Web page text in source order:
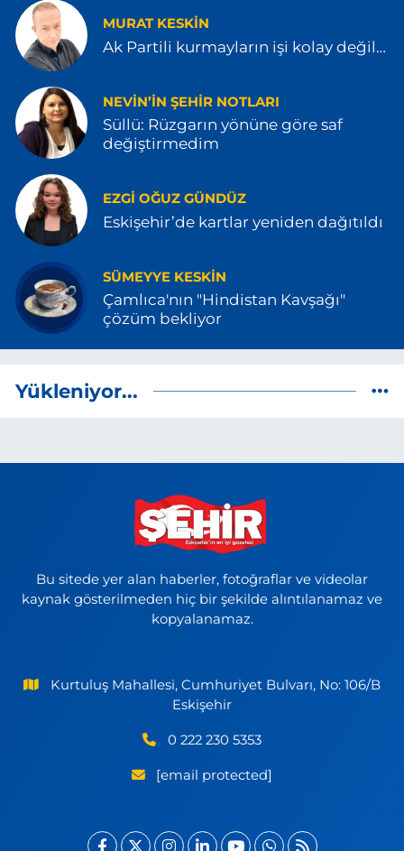
MURAT KESKİN
Ak Partili kurmayların işi kolay değil…
NEVIN’IN ŞEHIR NOTLARI
Süllü: Rüzgarın yönüne göre saf
değiştirmedim
EZGI OĞUZ GÜNDÜZ
Eskişehir’de kartlar yeniden dağıtıldı
SÜMEYYE KESKIN
Çamlıca'nın "Hindistan Kavşağı"
çözüm bekliyor
Yükleniyor...
Bu sitede yer alan haberler, fotoğraflar ve videolar
kaynak gösterilmeden hiç bir şekilde alıntılanamaz ve
kopyalanamaz.
Kurtuluş Mahallesi, Cumhuriyet Bulvarı, No: 106/B
Eskişehir
0 222 230 5353
[email protected]